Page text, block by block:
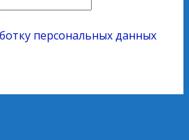
персональных данных